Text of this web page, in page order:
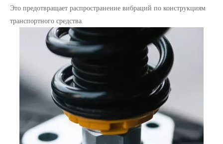
Это предотвращает распространение вибраций по конструкциям
транспортного средства.